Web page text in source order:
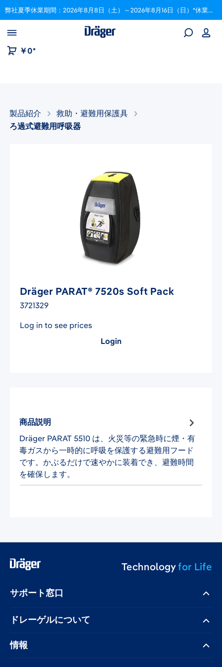
to B2B platform navigation 弊社夏季休業期間：2026年8月8日（土）～2026年8月16日（日）*休業期間中にいただいたご注文は、8月17日以降順次対応いたします。
￥0*
製品紹介
救助・避難用保護具
ろ過式避難用呼吸器
画像ギャラリーをスキップ
Dräger PARAT® 7520s Soft Pack
3721329
Log in to see prices
Login
商品説明
Dräger PARAT 5510 は、火災等の緊急時に煙・有
毒ガスから一時的に呼吸を保護する避難用フード
です。かぶるだけで速やかに装着でき、避難時間
を確保します。
Technologyfor Life
サポート窓口
ドレーゲル​について
情報